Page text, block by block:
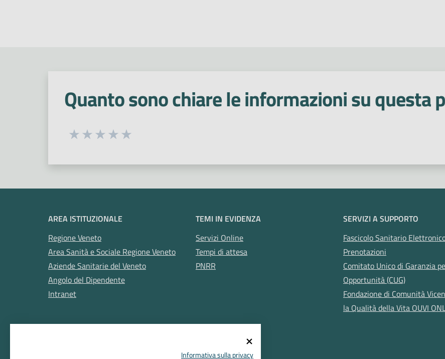
Quanto sono chiare le informazioni su questa
Seleziona una valutazione da 1 a 5 stelle
AREA ISTITUZIONALE
Regione Veneto
Area Sanità e Sociale Regione Veneto
Aziende Sanitarie del Veneto
Angolo del Dipendente
Intranet
TEMI IN EVIDENZA
Servizi Online
Tempi di attesa
PNRR
SERVIZI A SUPPORTO
Fascicolo Sanitario
Prenotazioni
Comitato Unico di Garanzia
Opportunità (CUG)
Fondazione di Comunità
la Qualità della Vita OUVI
Informativa sulla privacy